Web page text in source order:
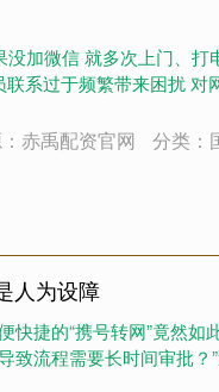
加微信 就多次上门、打
系过于频繁带来困扰 对
赤禹配资官网
分类：
人为设障
快捷的“携号转网”竟然如
致流程需要长时间审批？